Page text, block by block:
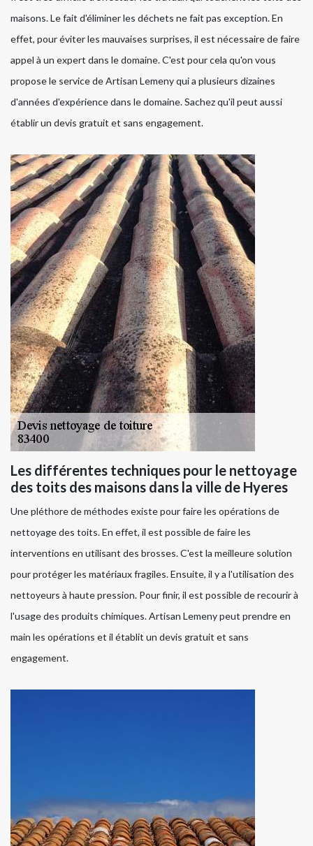
maisons. Le fait d'éliminer les déchets ne fait pas exception. En
effet, pour éviter les mauvaises surprises, il est nécessaire de faire
appel à un expert dans le domaine. C'est pour cela qu'on vous
propose le service de Artisan Lemeny qui a plusieurs dizaines
d'années d'expérience dans le domaine. Sachez qu'il peut aussi
établir un devis gratuit et sans engagement.
Les différentes techniques pour le nettoyage
des toits des maisons dans la ville de Hyeres
Une pléthore de méthodes existe pour faire les opérations de
nettoyage des toits. En effet, il est possible de faire les
interventions en utilisant des brosses. C'est la meilleure solution
pour protéger les matériaux fragiles. Ensuite, il y a l'utilisation des
nettoyeurs à haute pression. Pour finir, il est possible de recourir à
l'usage des produits chimiques. Artisan Lemeny peut prendre en
main les opérations et il établit un devis gratuit et sans
engagement.